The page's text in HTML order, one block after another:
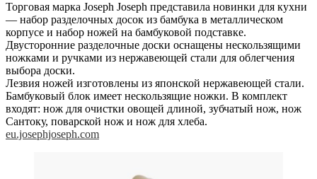
Торговая марка Joseph Joseph представила новинки для кухни
— набор разделочных досок из бамбука в металлическом
корпусе и набор ножей на бамбуковой подставке.
Двусторонние разделочные доски оснащены нескользящими
ножками и ручками из нержавеющей стали для облегчения
выбора доски.
Лезвия ножей изготовлены из японской нержавеющей стали.
Бамбуковый блок имеет нескользящие ножки. В комплект
входят: нож для очистки овощей длиной, зубчатый нож, нож
Сантоку, поварской нож и нож для хлеба.
eu.josephjoseph.com